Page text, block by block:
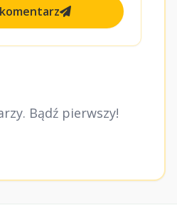
Bądź pierwszy!